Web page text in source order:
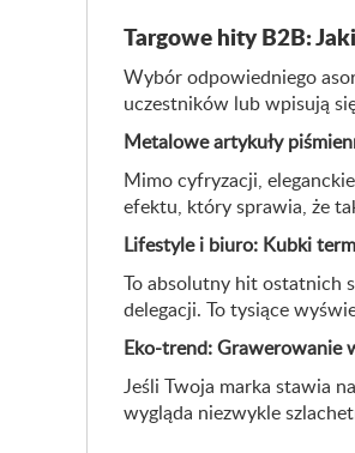
Targowe hity B2B:
Wybór odpowiedniego
uczestników lub wpisują
Metalowe artykuły
Mimo cyfryzacji, eleganckie
efektu, który sprawia, że
Lifestyle i biuro: Kubki
To absolutny hit ostatnich
delegacji. To tysiące
Eko-trend: Grawerowanie
Jeśli Twoja marka stawia
wygląda niezwykle